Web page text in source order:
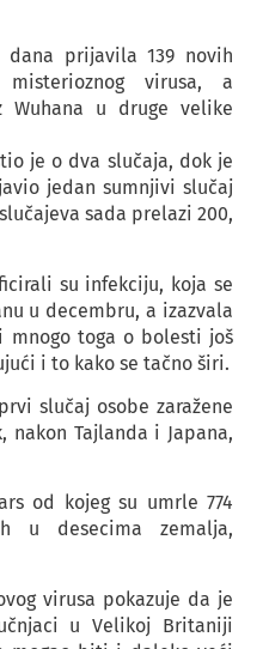
prijavila 139 novih
virusa, a
u druge velike
je o dva slučaja, dok je
jedan sumnjivi slučaj
sada prelazi 200,
su infekciju, koja se
u decembru, a izazvala
toga o bolesti još
i to kako se tačno širi.
slučaj osobe zaražene
Tajlanda i Japana,
od kojeg su umrle 774
u desecima zemalja,
virusa pokazuje da je
u Velikoj Britaniji